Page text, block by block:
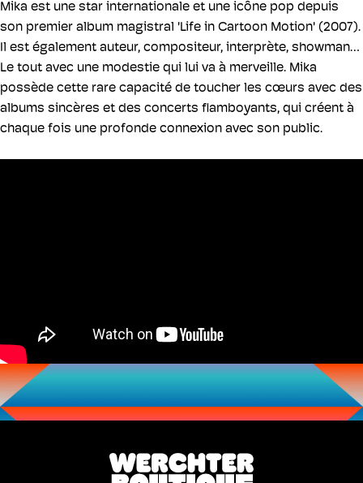
Mika est une star internationale et une icône pop depuis
son premier album magistral 'Life in Cartoon Motion' (2007).
Il est également auteur, compositeur, interprète, showman…
Le tout avec une modestie qui lui va à merveille. Mika
possède cette rare capacité de toucher les cœurs avec des
albums sincères et des concerts flamboyants, qui créent à
chaque fois une profonde connexion avec son public.